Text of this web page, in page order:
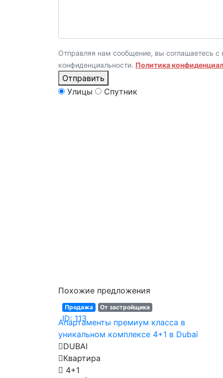
Отправляя нам сообщение, вы соглашаетесь с
конфиденциальности. Политика
Отправить
Улицы Спутник
Похожие предложения
Продажа От застройщика
ID: 113
Апартаменты премиум класса в
уникальном комплексе 4+1 в Dubai
DUBAI
Квартира
4+1